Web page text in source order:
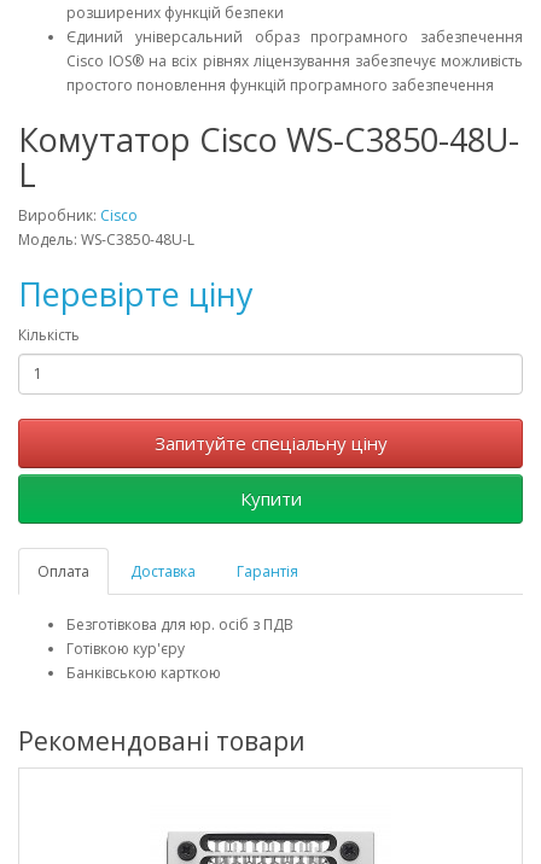
розширених функцій безпеки
Єдиний універсальний образ програмного забезпечення
Cisco IOS® на всіх рівнях ліцензування забезпечує можливість
простого поновлення функцій програмного забезпечення
Комутатор Cisco WS-C3850-48U-
L
Виробник: Cisco
Модель: WS-C3850-48U-L
Перевірте ціну
Кількість
Запитуйте спеціальну ціну
Купити
Оплата Доставка Гарантія
Безготівкова для юр. осіб з ПДВ
Готівкою кур'єру
Банківською карткою
Рекомендовані товари